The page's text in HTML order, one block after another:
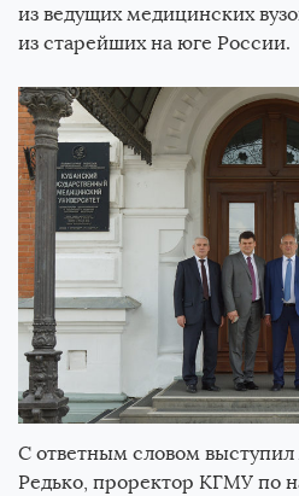
из ведущих медицинских
из старейших на юге России.
С ответным словом
Редько, проректор КГМУ по